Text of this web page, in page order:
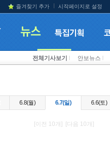
즐겨찾기 추가 시작페이지로 설정
전체기사보기 안보뉴스
6.8(월) 6.7(일) 6.6(토)
[이전 10개] [다음 10개]